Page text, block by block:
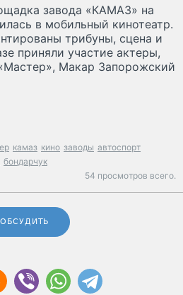
завода «КАМАЗ» на
в мобильный кинотеатр.
трибуны, сцена и
приняли участие актеры,
Макар Запорожский
камаз кино заводы автоспорт
бондарчук
54 просмотров всего.
ОБСУДИТЬ